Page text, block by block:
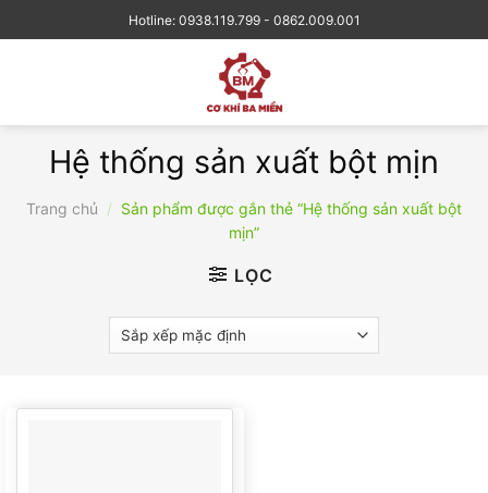
to
Hotline: 0938.119.799 - 0862.009.001
Hệ thống sản xuất bột mịn
Trang chủ / Sản phẩm được gắn thẻ “Hệ thống sản xuất bột
mịn”
LỌC